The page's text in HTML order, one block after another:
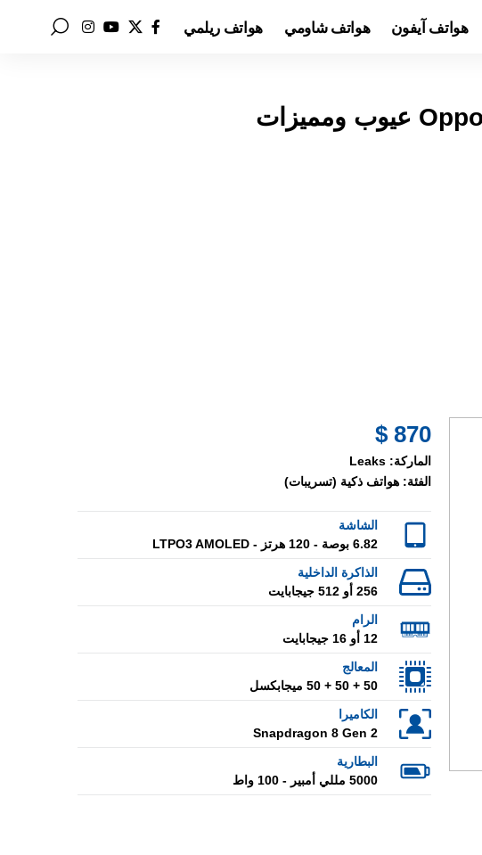
هواتف آيفون هواتف شاومي هواتف ريلمي
870 $
الماركة: Leaks
الفئة: هواتف ذكية (تسريبات)
الشاشة
6.82 بوصة - 120 هرتز - LTPO3 AMOLED
الذاكرة الداخلية
256 أو 512 جيجابايت
الرام
12 أو 16 جيجابايت
المعالج
50 + 50 + 50 ميجابكسل
الكاميرا
Snapdragon 8 Gen 2
البطارية
5000 مللي أمبير - 100 واط